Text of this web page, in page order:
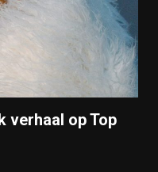
verhaal op Top